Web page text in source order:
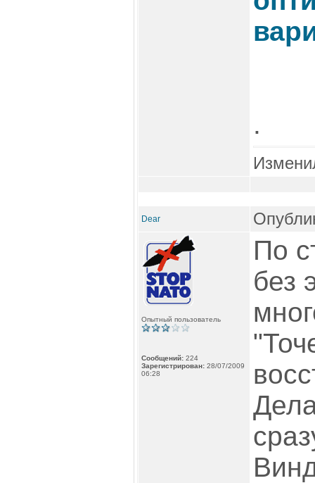
.
Dear
Опытный пользователь
Сообщений: 224
Зарегистрирован: 28/07/2009
06:28
По
без